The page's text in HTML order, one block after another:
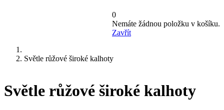
0
Nemáte žádnou položku v košíku.
Zavřít
Světle růžové široké kalhoty
Světle růžové široké kalhoty